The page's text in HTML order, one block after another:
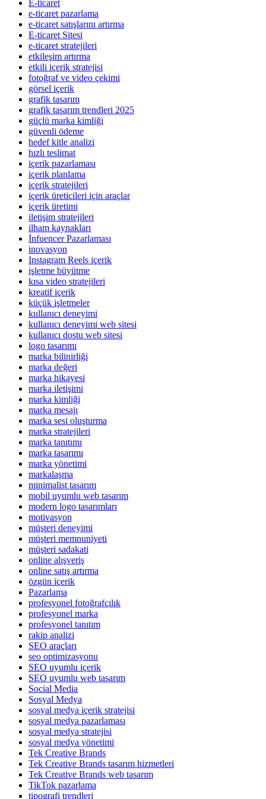
E-ticaret
e-ticaret pazarlama
e-ticaret satışlarını artırma
E-ticaret Sitesi
e-ticaret stratejileri
etkileşim artırma
etkili içerik stratejisi
fotoğraf ve video çekimi
görsel içerik
grafik tasarım
grafik tasarım trendleri 2025
güçlü marka kimliği
güvenli ödeme
hedef kitle analizi
hızlı teslimat
içerik pazarlaması
içerik planlama
içerik stratejileri
içerik üreticileri için araçlar
içerik üretimi
iletişim stratejileri
ilham kaynakları
İnfuencer Pazarlaması
inovasyon
Instagram Reels içerik
işletme büyütme
kısa video stratejileri
kreatif içerik
küçük işletmeler
kullanıcı deneyimi
kullanıcı deneyimi web sitesi
kullanıcı dostu web sitesi
logo tasarımı
marka bilinirliği
marka değeri
marka hikayesi
marka iletişimi
marka kimliği
marka mesajı
marka sesi oluşturma
marka stratejileri
marka tanıtımı
marka tasarımı
marka yönetimi
markalaşma
minimalist tasarım
mobil uyumlu web tasarım
modern logo tasarımları
motivasyon
müşteri deneyimi
müşteri memnuniyeti
müşteri sadakati
online alışveriş
online satış artırma
özgün içerik
Pazarlama
profesyonel fotoğrafçılık
profesyonel marka
profesyonel tanıtım
rakip analizi
SEO araçları
seo optimizasyonu
SEO uyumlu içerik
SEO uyumlu web tasarım
Social Media
Sosyal Medya
sosyal medya içerik stratejisi
sosyal medya pazarlaması
sosyal medya stratejisi
sosyal medya yönetimi
Tek Creative Brands
Tek Creative Brands tasarım hizmetleri
Tek Creative Brands web tasarım
TikTok pazarlama
tipografi trendleri